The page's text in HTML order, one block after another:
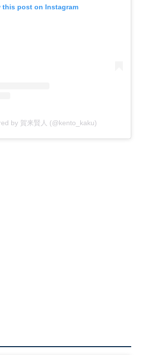
this post on Instagram
by 賀来賢人 (@kento_kaku)